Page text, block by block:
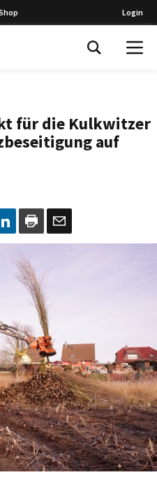
Login
für die Kulkwitzer
auf